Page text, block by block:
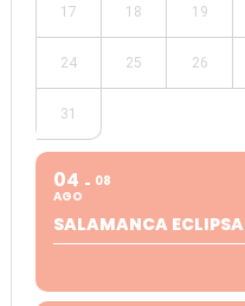
17 18 19
24 25 26
31
04
AGO
08
SALAMANCA ECLIPSA